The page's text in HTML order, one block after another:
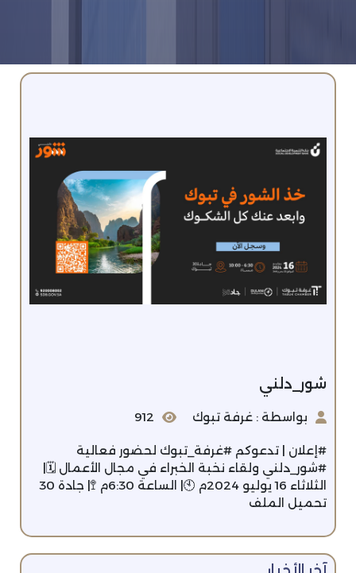
شور_دلني
بواسطة : غرفة تبوك 912
#إعلان | تدعوكم #غرفة_تبوك لحضور فعالية
#شور_دلني ولقاء نخبة الخبراء في مجال الأعمال 🗓️|
الثلاثاء 16 يوليو 2024م 🕙| الساعة 6:30م 🚏| جادة 30
تحميل الملف